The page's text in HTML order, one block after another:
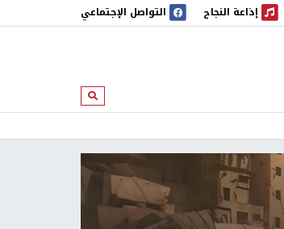
إذاعة النجاح
إذاعة النجاح التواصل الإجتماعي
ابحث